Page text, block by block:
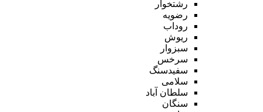
رشتخوار
رضویه
روداب
ریوش
سبزوار
سرخس
سفیدسنگ
سلامی
سلطان آباد
سنگان